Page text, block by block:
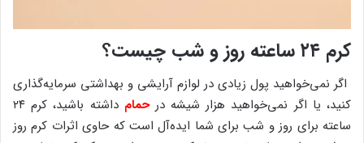
کرم ۲۴ ساعته روز و شب چیست؟
اگر نمی‌خواهید پول زیادی در لوازم آرایشی و بهداشتی سرمایه‌گذاری
کنید، یا اگر نمی‌خواهید هزار شیشه درحمام
داشته باشید، کرم ۲۴
ساعته برای روز و شب برای شما ایده‌آل است که حاوی اثرات کرم روز